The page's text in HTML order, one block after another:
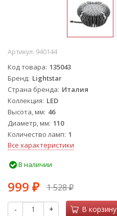
Артикул: 940144
Код товара 135043
Бренд Lightstar
Страна бренда Италия
Коллекция LED
Высота, мм 46
Диаметр, мм 110
Количество ламп 1
Все характеристики
В наличии
999 ₽ 1 528₽
- + В корзину